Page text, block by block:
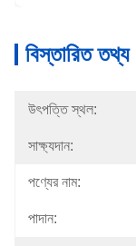
বিস্তারিত তথ্য
উৎপত্তি স্থল:
সাক্ষ্যদান:
পণ্যের নাম:
পাদান: